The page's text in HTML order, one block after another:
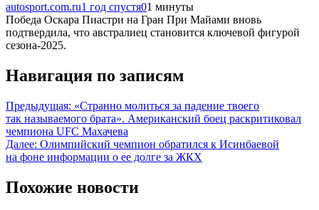
autosport.com.ru1 год спустя01 минуты
Победа Оскара Пиастри на Гран При Майами вновь
подтвердила, что австралиец становится ключевой фигурой
сезона-2025.
Навигация по записям
Предыдущая: «Странно молиться за падение твоего
так называемого брата». Американский боец раскритиковал
чемпиона UFC Махачева
Далее: Олимпийский чемпион обратился к Исинбаевой
на фоне информации о ее долге за ЖКХ
Похожие новости